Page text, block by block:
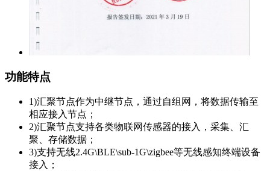
功能特点
1)汇聚节点作为中继节点，通过自组网，将数据传输至
相应接入节点；
2)汇聚节点支持各类物联网传感器的接入，采集、汇
聚、存储数据；
3)支持无线2.4G\BLE\sub-1G\zigbee等无线感知终端设备
接入；